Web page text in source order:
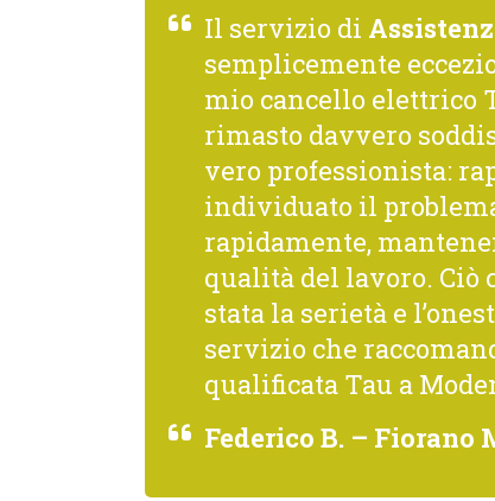
Il servizio di
semplicemente
mio cancello elettrico
rimasto davvero
vero professionista:
individuato il
rapidamente,
qualità del lavoro. Ciò
stata la serietà e
servizio che
qualificata Tau a
Federico B. – Fiorano